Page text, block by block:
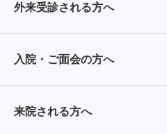
外来受診される方へ
入院・ご面会の方へ
来院される方へ